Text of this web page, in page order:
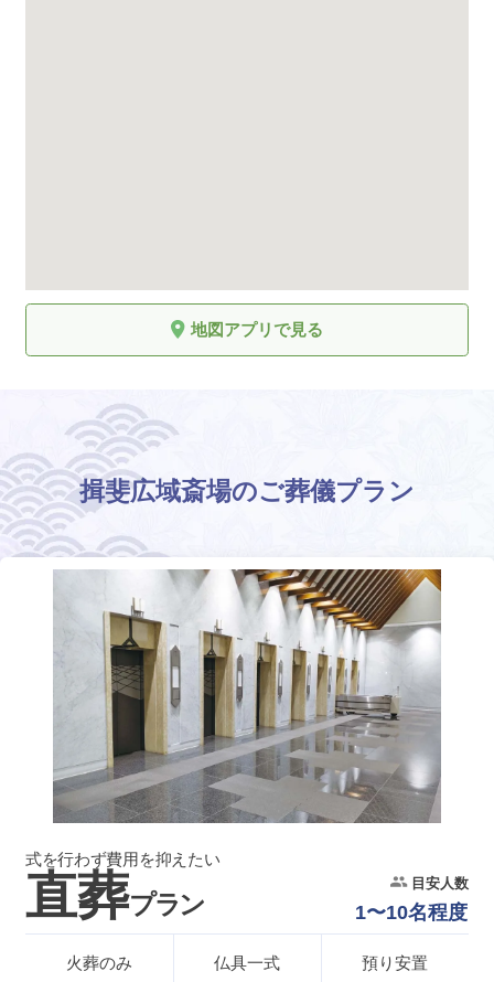
地図アプリで見る
揖斐広域斎場のご葬儀プラン
式を行わず費用を抑えたい
直葬プラン
目安人数
1〜10名程度
火葬のみ 仏具一式 預り安置